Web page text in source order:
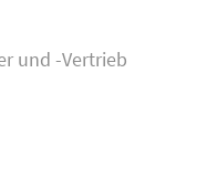
und -Vertrieb